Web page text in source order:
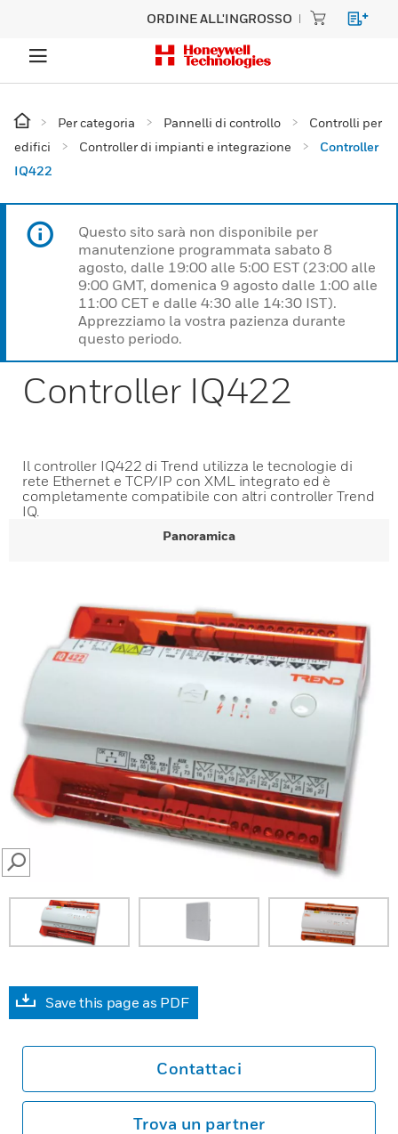
ORDINE ALL'INGROSSO
Per categoria Pannelli di controllo
Controlli per
edifici
Controller di impianti e integrazione
Controller
IQ422
Questo sito sarà non disponibile per
manutenzione programmata sabato 8
agosto, dalle 19:00 alle 5:00 EST (23:00 alle
9:00 GMT, domenica 9 agosto dalle 1:00 alle
11:00 CET e dalle 4:30 alle 14:30 IST).
Apprezziamo la vostra pazienza durante
questo periodo.
Controller IQ422
Il controller IQ422 di Trend utilizza le tecnologie di
rete Ethernet e TCP/IP con XML integrato ed è
completamente compatibile con altri controller Trend
IQ.
Panoramica
SEARCH
Save this page as PDF
Contattaci
Trova un partner